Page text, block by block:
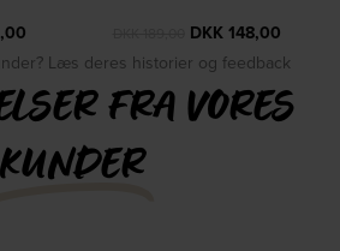
DKK148,00
Læs deres historier og feedback
FRA VORES
KUNDER